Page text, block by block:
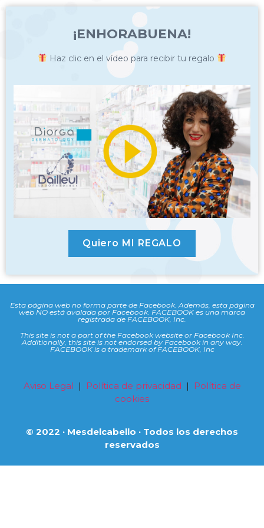
¡ENHORABUENA!
Haz clic en el vídeo para recibir tu regalo
Quiero MI REGALO
Esta página web no forma parte de Facebook. Además, esta página
web NO está avalada por Facebook. FACEBOOK es una marca
registrada de FACEBOOK, Inc.
This site is not a part of the Facebook website or Facebook Inc.
Additionally, this site is not endorsed by Facebook in any way.
FACEBOOK is a trademark of FACEBOOK, Inc
Aviso Legal | Política de privacidad |
Política de
cookies
© 2022 · Mesdelcabello · Todos los derechos
reservados